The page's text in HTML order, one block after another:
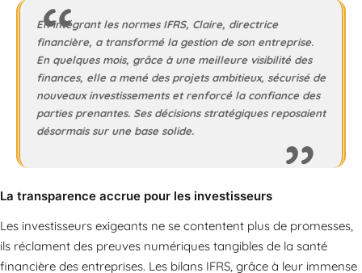
En intégrant les normes IFRS, Claire, directrice
financière, a transformé la gestion de son entreprise.
En quelques mois, grâce à une meilleure visibilité des
finances, elle a mené des projets ambitieux, sécurisé de
nouveaux investissements et renforcé la confiance des
parties prenantes. Ses décisions stratégiques reposaient
désormais sur une base solide.
La transparence accrue pour les investisseurs
Les investisseurs exigeants ne se contentent plus de promesses,
ils réclament des preuves numériques tangibles de la santé
financière des entreprises. Les bilans IFRS, grâce à leur immense